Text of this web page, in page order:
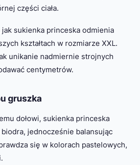
części ciała.
jak sukienka princeska odmienia
kształtach w rozmiarze XXL.
unikanie nadmiernie strojnych
centymetrów.
gruszka
dołowi, sukienka princeska
jednocześnie balansując
się w kolorach pastelowych,